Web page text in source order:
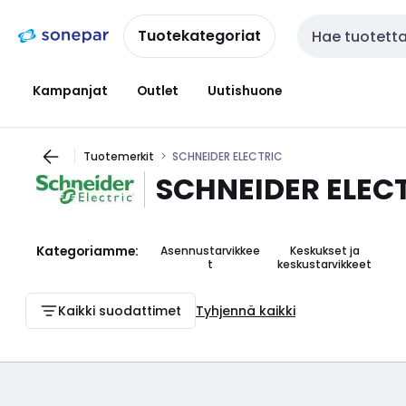
navigointiinsisältöönTuotekategoriat Haku
Kampanjat Outlet Uutishuone
Tuotemerkit SCHNEIDER ELECTRIC
SCHNEIDER
Kategoriamme:
Asennustarvikkee
t
Keskukset ja
keskustarvikkeet
Kaikki suodattimet Tyhjennä kaikki